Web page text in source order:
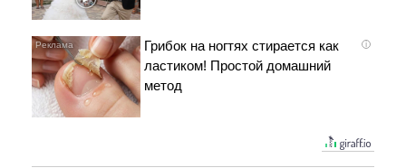
i
Грибок на ногтях стирается как
ластиком! Простой домашний
метод